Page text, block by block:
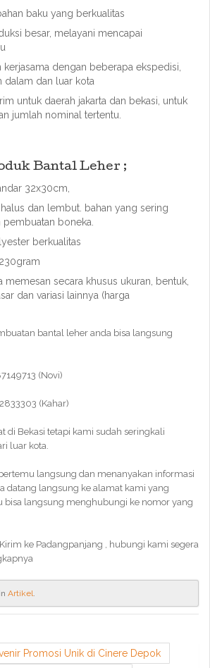
baku yang berkualitas
besar, melayani mencapai
kerjasama dengan beberapa ekspedisi,
dalam dan luar kota
untuk daerah jakarta dan bekasi, untuk
jumlah nominal tertentu.
Bantal Leher ;
32x30cm,
dan lembut. bahan yang sering
boneka.
berkualitas
memesan secara khusus ukuran, bentuk,
dan variasi lainnya (harga
bantal leher anda bisa langsung
(Novi)
(Kahar)
di Bekasi tetapi kami sudah seringkali
luar kota.
langsung dan menanyakan informasi
datang langsung ke alamat kami yang
bisa langsung menghubungi ke nomor yang
ke Padangpanjang , hubungi kami segera
Artikel.
Promosi Unik di Cinere Depok